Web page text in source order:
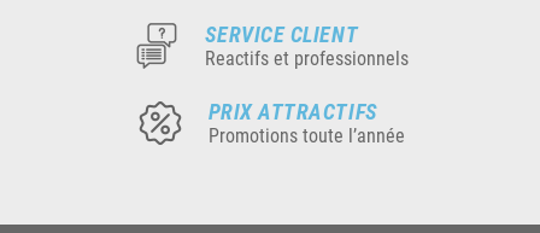
SERVICE CLIENT
Reactifs et professionnels
PRIX ATTRACTIFS
Promotions toute l’année